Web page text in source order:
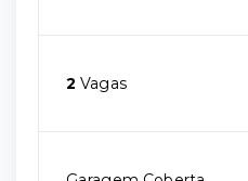
2 Vagas